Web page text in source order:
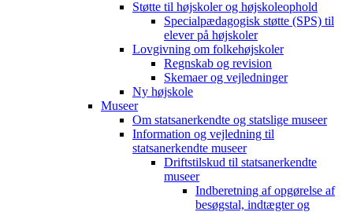
Støtte til højskoler og højskoleophold
Specialpædagogisk støtte (SPS) til
elever på højskoler
Lovgivning om folkehøjskoler
Regnskab og revision
Skemaer og vejledninger
Ny højskole
Museer
Om statsanerkendte og statslige museer
Information og vejledning til
statsanerkendte museer
Driftstilskud til statsanerkendte
museer
Indberetning af opgørelse af
besøgstal, indtægter og